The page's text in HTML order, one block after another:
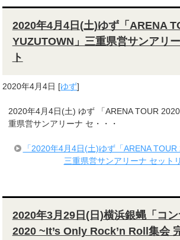
2020年4月4日(土)ゆず「ARENA
YUZUTOWN」三重県営サンアリ
ト
2020年4月4日 [ゆず]
2020年4月4日(土) ゆず 「ARENA TOUR
重県営サンアリーナ セ・・・
「2020年4月4日(土)ゆず「ARENA TOUR
三重県営サンアリーナ セット
2020年3月29日(日)横浜銀蝿「コ
2020 ~It’s Only Rock’n Roll集会